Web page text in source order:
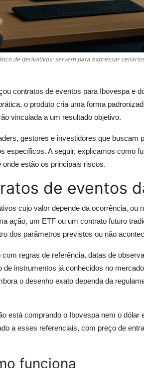
de derivativos: servem para expressar
contratos de eventos para Ibovespa e
o produto cria uma forma
vinculada a um resultado objetivo.
gestores e investidores que buscam
específicos. A seguir, explicamos como
estão os principais riscos.
de eventos
cujo valor depende da ocorrência, ou
ação, um ETF ou um contrato futuro
dos parâmetros previstos ou não
regras de referência, datas de
de instrumentos já conhecidos no
o desenho exato dependa da
está comprando o Ibovespa nem o
a esses referenciais, com preço de
funciona